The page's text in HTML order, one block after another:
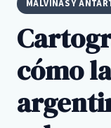
MALVINAS Y
cómo